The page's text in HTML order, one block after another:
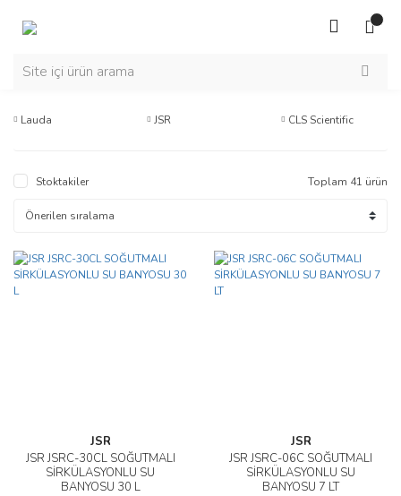
Lauda JSR CLS Scientific
Stoktakiler Toplam 41 ürün
JSR
JSR JSRC-30CL SOĞUTMALI
SİRKÜLASYONLU SU
BANYOSU 30 L
JSR
JSR JSRC-06C SOĞUTMALI
SİRKÜLASYONLU SU
BANYOSU 7 LT